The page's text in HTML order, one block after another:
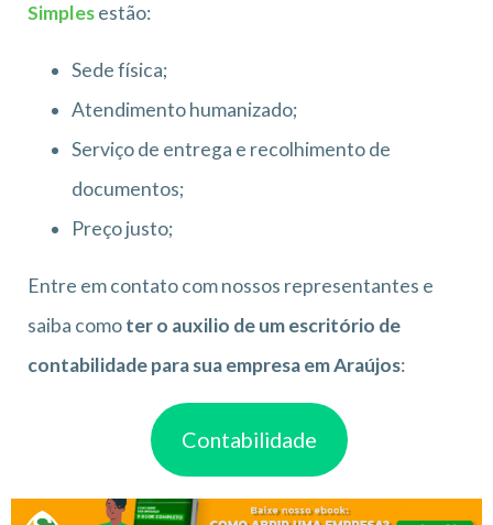
Simplesestão:
Sede física;
Atendimento humanizado;
Serviço de entrega e recolhimento de
documentos;
Preço justo;
Entre em contato com nossos representantes e
saiba comoter o auxilio de um escritório de
contabilidade para sua empresa em Araújos:
Contabilidade